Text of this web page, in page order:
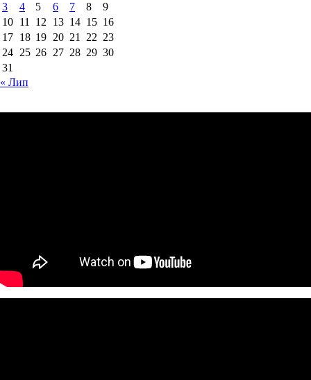
3
4 5 6 7 8
9
10 11 12 13 14 15 16
17 18 19 20 21 22 23
24 25 26 27 28 29 30
31
« Лип